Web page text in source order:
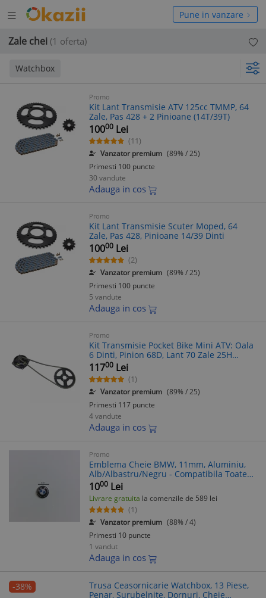
Deschide
meniul
Pune in vanzare
Zale chei (1 oferta)
Watchbox
Promo
Kit Lant Transmisie ATV 125cc TMMP, 64
Zale, Pas 428 + 2 Pinioane (14T/39T)
10000 Lei
(11)
Vanzator premium (89% / 25)
Primesti 100 puncte
30 vandute
Adauga in cos
Promo
Kit Lant Transmisie Scuter Moped, 64
Zale, Pas 428, Pinioane 14/39 Dinti
10000 Lei
(2)
Vanzator premium (89% / 25)
Primesti 100 puncte
5 vandute
Adauga in cos
Promo
Kit Transmisie Pocket Bike Mini ATV: Oala
6 Dinti, Pinion 68D, Lant 70 Zale 25H
TMMP
11700 Lei
(1)
Vanzator premium (89% / 25)
Primesti 117 puncte
4 vandute
Adauga in cos
Promo
Emblema Cheie BMW, 11mm, Aluminiu,
Alb/Albastru/Negru - Compatibila Toate
Serii
1000 Lei
Livrare gratuita la comenzile de 589 lei
(1)
Vanzator premium (88% / 4)
Primesti 10 puncte
1 vandut
Adauga in cos
-38%
Trusa Ceasornicarie Watchbox, 13 Piese,
Penar, Surubelnite, Dornuri, Cheie